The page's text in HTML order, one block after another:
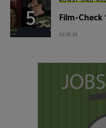
Film-Check
02.10.25